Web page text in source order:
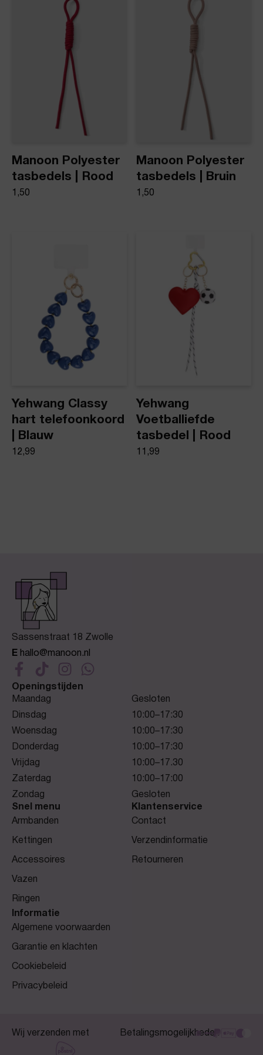
Product stijl
Tas-/Sleutel hanger
Manoon Polyester
tasbedels | Rood
1,50
Manoon Polyester
tasbedels | Bruin
1,50
Yehwang Classy
hart telefoonkoord
| Blauw
12,99
Yehwang
Voetballiefde
tasbedel | Rood
11,99
Sassenstraat 18 Zwolle
E hallo@manoon.nl
Openingstijden
Maandag
Gesloten
Dinsdag
10:00–17:30
Woensdag
10:00–17:30
Donderdag
10:00–17:30
Vrijdag
10:00–17.30
Zaterdag
10:00–17:00
Zondag
Gesloten
Snel menu
Armbanden
Kettingen
Accessoires
Vazen
Ringen
Klantenservice
Contact
Verzendinformatie
Retourneren
Informatie
Algemene voorwaarden
Garantie en klachten
Cookiebeleid
Privacybeleid
Wij verzenden met Betalingsmogelijkheden